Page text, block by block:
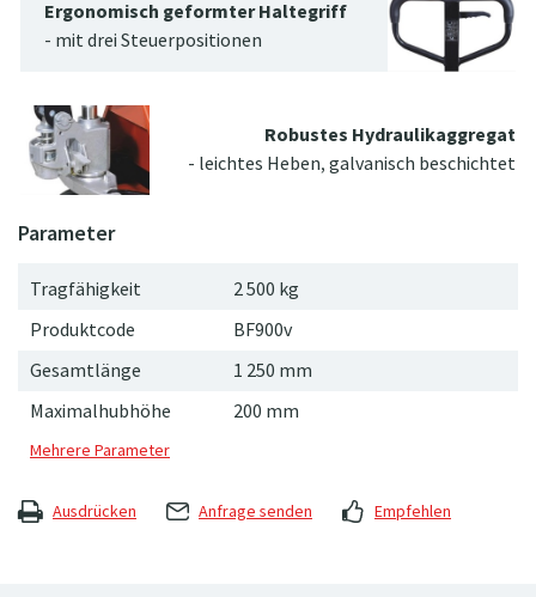
Ergonomisch geformter Haltegriff
- mit drei Steuerpositionen
Robustes Hydraulikaggregat
- leichtes Heben, galvanisch beschichtet
Tragfähigkeit
2 500 kg
Produktcode
BF900v
Gesamtlänge
1 250 mm
Maximalhubhöhe
200 mm
Ausdrücken Anfrage senden Empfehlen